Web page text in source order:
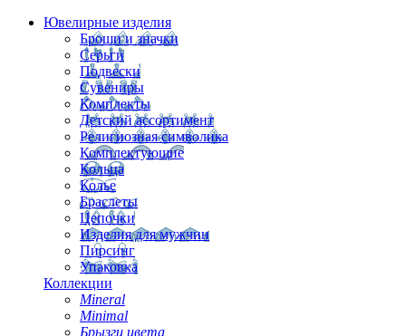
Ювелирные изделия
Броши и значки
Серьги
Подвески
Сувениры
Комплекты
Детский ассортимент
Религиозная символика
Комплектующие
Кольца
Колье
Браслеты
Цепочки
Изделия для мужчин
Пирсинг
Упаковка
Коллекции
Mineral
Minimal
Брызги цвета